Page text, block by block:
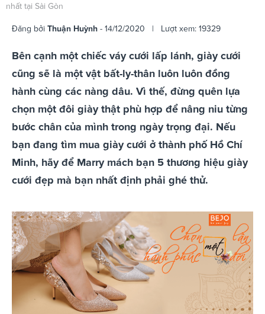
nhất tại Sài Gòn
Đăng bởi Thuận Huỳnh - 14/12/2020 | Lượt xem: 19329
Bên cạnh một chiếc váy cưới lấp lánh, giày cưới
cũng sẽ là một vật bất-ly-thân luôn luôn đồng
hành cùng các nàng dâu. Vì thế, đừng quên lựa
chọn một đôi giày thật phù hợp để nâng niu từng
bước chân của mình trong ngày trọng đại. Nếu
bạn đang tìm mua giày cưới ở thành phố Hồ Chí
Minh, hãy để Marry mách bạn 5 thương hiệu giày
cưới đẹp mà bạn nhất định phải ghé thử.